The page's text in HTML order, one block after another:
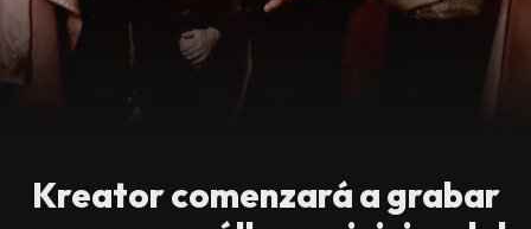
Kreator comenzará a grabar